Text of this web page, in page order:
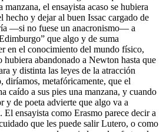
el ensayista acaso se hubiera
hecho y dejar al buen Issac cargado de
—si no fuese un anacronismo— a
que algo y de suma
en el conocimiento del mundo físico,
abandonado a Newton hasta que
y distinta las leyes de la atracción
diríamos, metafóricamente, que el
caído a sus pies una manzana, y cuando
y de poeta advierte que algo va a
El ensayista como Erasmo parece decir a
que les puede salir Lutero, o como